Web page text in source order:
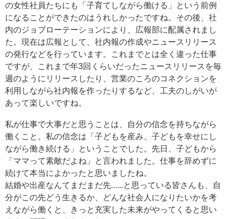
の女性社員たちにも「子育てしながら働ける」という前例
になることができたのはうれしかったですね。その後、社
内のジョブローテーションにより、広報部に配属されまし
た。現在は広報として、社内報の作成やニュースリリース
の発行などを行っています。これまでとは全く違った仕事
ですが、これまで年3回くらいだったニュースリリースを毎
週のようにリリースしたり、営業のころのコネクションを
利用しながら社内報を作ったりするなど、工夫のしがいが
あって楽しいですね。
私が仕事で大事だと思うことは、自分の信念を持ちながら
働くこと。私の信念は「子どもを産み、子どもを幸せにし
ながら働き続ける」ということでした。先日、子どもから
「ママって素敵だよね」と言われました。仕事を辞めずに
続けて本当によかったと思いましたね。
結婚や出産なんてまだまだ先......と思っている皆さんも、自
分がこの先どう生きるか、どんな社会人になりたいかを考
えながら働くと、きっと充実した未来がやってくると思い